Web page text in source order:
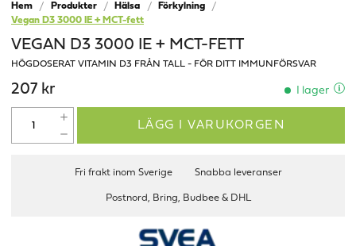
Hem Produkter Hälsa
Förkylning
Vegan D3 3000 IE + MCT-fett
VEGAN D3 3000 IE + MCT-FETT
HÖGDOSERAT VITAMIN D3 FRÅN TALL - FÖR DITT IMMUNFÖRSVAR
207 kr I lager
LÄGG I VARUKORGEN
Fri frakt inom Sverige Snabba leveranser
Postnord, Bring, Budbee & DHL